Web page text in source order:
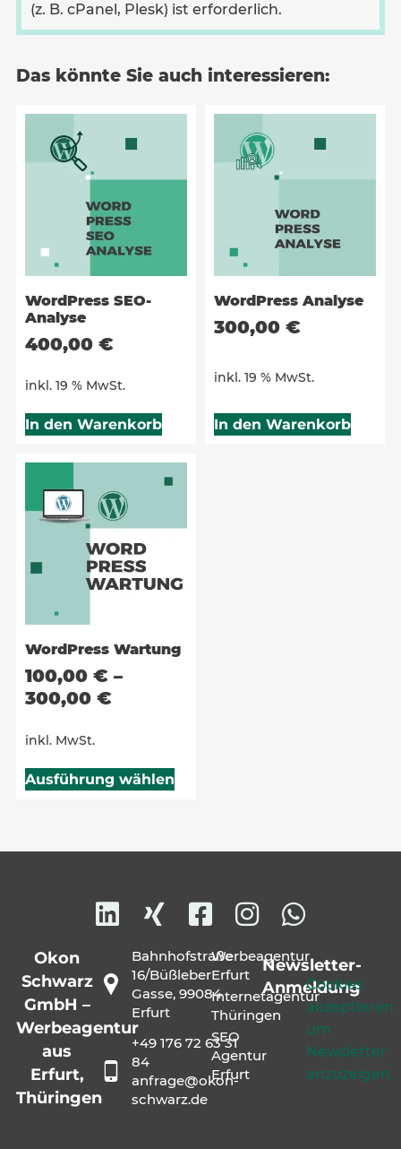
(z. B. cPanel, Plesk) ist erforderlich.
Das könnte Sie auch interessieren:
WordPress SEO-
Analyse
400,00 €
inkl. 19 % MwSt.
In den Warenkorb
WordPress Analyse
300,00 €
inkl. 19 % MwSt.
In den Warenkorb
WordPress Wartung
100,00 €–
300,00 €
inkl. MwSt.
Ausführung wählen
Okon
Schwarz
GmbH –
Werbeagentur
aus
Erfurt,
Thüringen
Bahnhofstraße
16/Büßleber
Gasse, 99084
Erfurt
+49 176 72 63 31
84
anfrage@okon-
schwarz.de
Werbeagentur
Erfurt
Internetagentur
Thüringen
SEO
Agentur
Erfurt
Newsletter-
Anmeldung
Cookies
akzeptieren
um
Newsletter
anzuzeigen.